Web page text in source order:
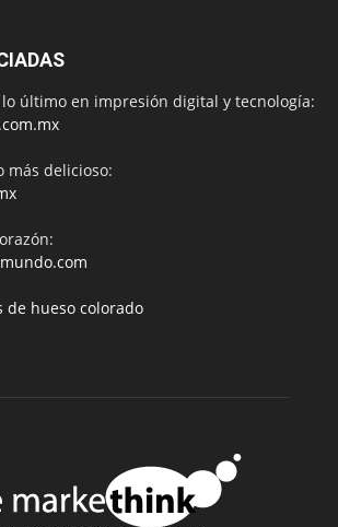
último en impresión digital y tecnología:
más delicioso:
de hueso colorado